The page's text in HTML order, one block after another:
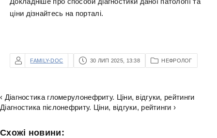
ціни дізнайтесь на порталі.
FAMILY-DOC 30 ЛИП 2025, 13:38 НЕФРОЛОГ
‹ Діагностика гломерулонефриту. Ціни, відгуки, рейтинги
Діагностика пієлонефриту. Ціни, відгуки, рейтинги ›
Схожі новини: